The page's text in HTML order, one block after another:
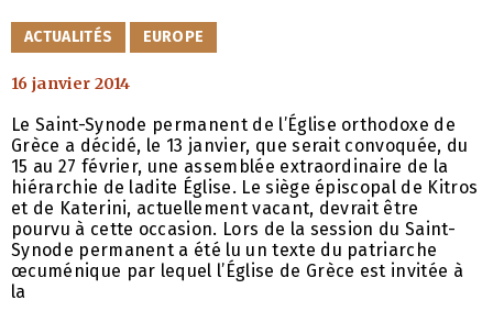
CATÉGORIES
ACTUALITÉS EUROPE
16 janvier 2014
Le Saint-Synode permanent de l’Église orthodoxe de
Grèce a décidé, le 13 janvier, que serait convoquée, du
15 au 27 février, une assemblée extraordinaire de la
hiérarchie de ladite Église. Le siège épiscopal de Kitros
et de Katerini, actuellement vacant, devrait être
pourvu à cette occasion. Lors de la session du Saint-
Synode permanent a été lu un texte du patriarche
œcuménique par lequel l’Église de Grèce est invitée à
la